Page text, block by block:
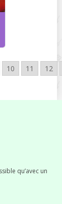
10 11 12
qu’avec un